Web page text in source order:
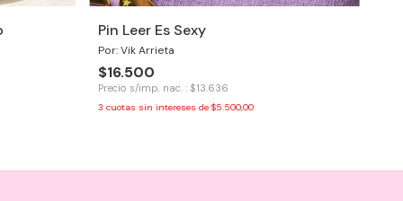
Pin Leer Es Sexy
Por: Vik Arrieta
$16.500
Precio s/imp. nac. : $13.636
3 cuotas sin intereses de$5.500,00